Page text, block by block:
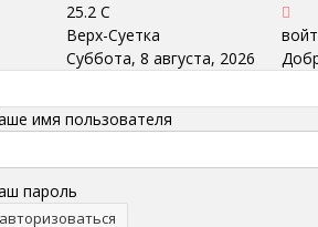
25.2 C
Верх-Суетка
Суббота, 8 августа, 2026
имя пользователя
пароль